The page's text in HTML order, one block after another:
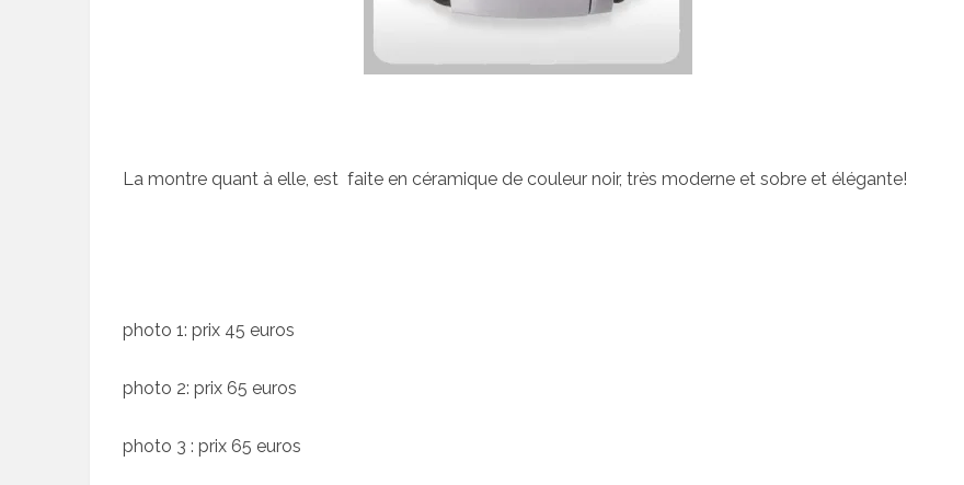
La montre quant à elle, est faite en céramique de couleur noir, très moderne et sobre et élégante!
photo 1: prix 45 euros
photo 2: prix 65 euros
photo 3 : prix 65 euros